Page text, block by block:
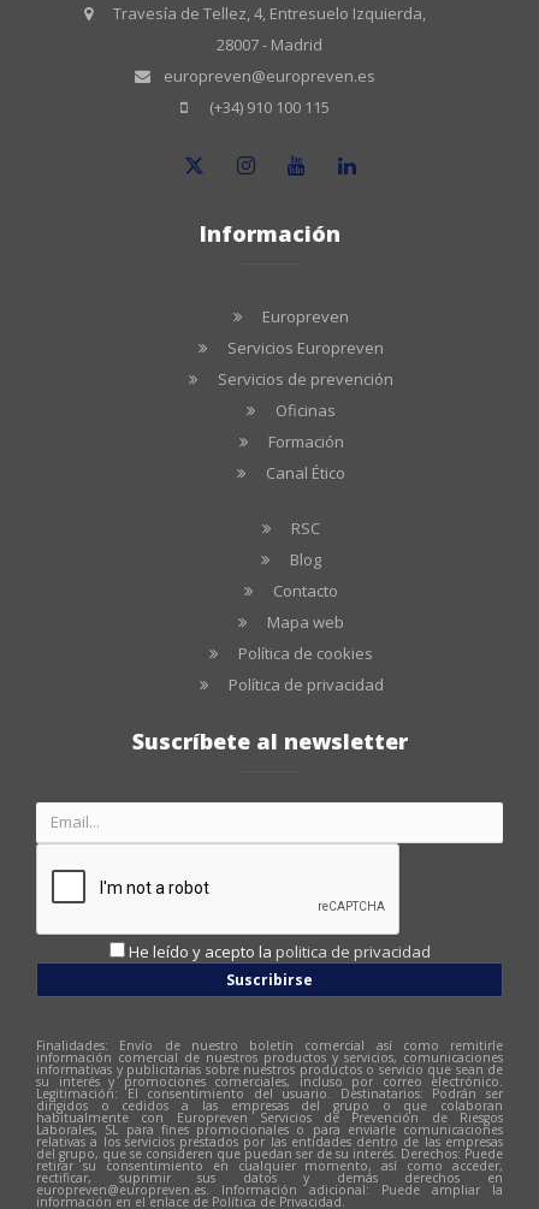
Travesía de Tellez, 4, Entresuelo Izquierda,
28007 - Madrid
europreven@europreven.es
(+34) 910 100 115
Información
Europreven
Servicios Europreven
Servicios de prevención
Oficinas
Formación
Canal Ético
RSC
Blog
Contacto
Mapa web
Política de cookies
Política de privacidad
Suscríbete al newsletter
He leído y acepto la politica de privacidad
Suscribirse
Finalidades: Envío de nuestro boletín comercial así como remitirle
información comercial de nuestros productos y servicios, comunicaciones
informativas y publicitarias sobre nuestros productos o servicio que sean de
su interés y promociones comerciales, incluso por correo electrónico.
Legitimación: El consentimiento del usuario. Destinatarios: Podrán ser
dirigidos o cedidos a las empresas del grupo o que colaboran
habitualmente con Europreven Servicios de Prevención de Riesgos
Laborales, SL para fines promocionales o para enviarle comunicaciones
relativas a los servicios prestados por las entidades dentro de las empresas
del grupo, que se consideren que puedan ser de su interés. Derechos: Puede
retirar su consentimiento en cualquier momento, así como acceder,
rectificar, suprimir sus datos y demás derechos en
europreven@europreven.es. Información adicional: Puede ampliar la
información en el enlace de Política de Privacidad.